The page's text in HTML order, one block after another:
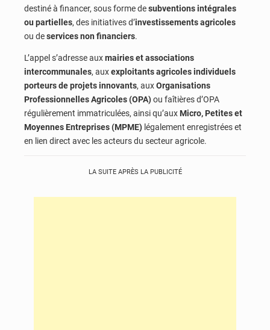
destiné à financer, sous forme desubventions intégrales
ou partielles, des initiatives d’investissements agricoles
ou deservices non financiers.
L’appel s’adresse auxmairies et associations
intercommunales, auxexploitants agricoles individuels
porteurs de projets innovants, auxOrganisations
Professionnelles Agricoles (OPA)ou faîtières d’OPA
régulièrement immatriculées, ainsi qu’aux Micro, Petites et
Moyennes Entreprises (MPME) légalement enregistrées et
en lien direct avec les acteurs du secteur agricole.
LA SUITE APRÈS LA PUBLICITÉ